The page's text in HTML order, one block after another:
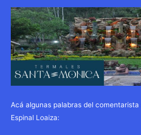
Acá algunas palabras del
Espinal Loaiza: